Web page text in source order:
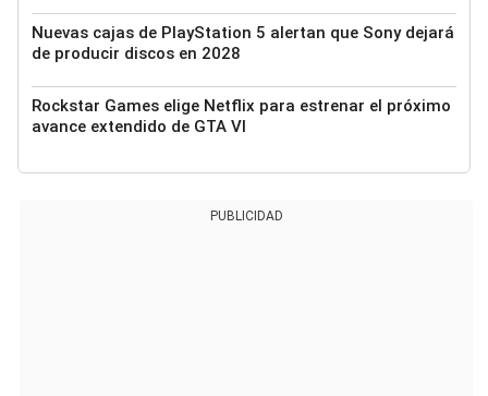
Nuevas cajas de PlayStation 5 alertan que Sony dejará
de producir discos en 2028
Rockstar Games elige Netflix para estrenar el próximo
avance extendido de GTA VI
PUBLICIDAD